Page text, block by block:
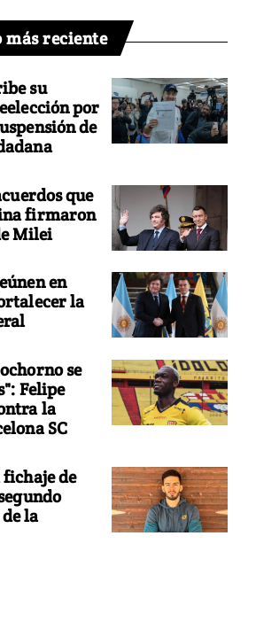
más reciente
su
por
de
que
firmaron
Milei
en
la
se
Felipe
la
SC
de
la